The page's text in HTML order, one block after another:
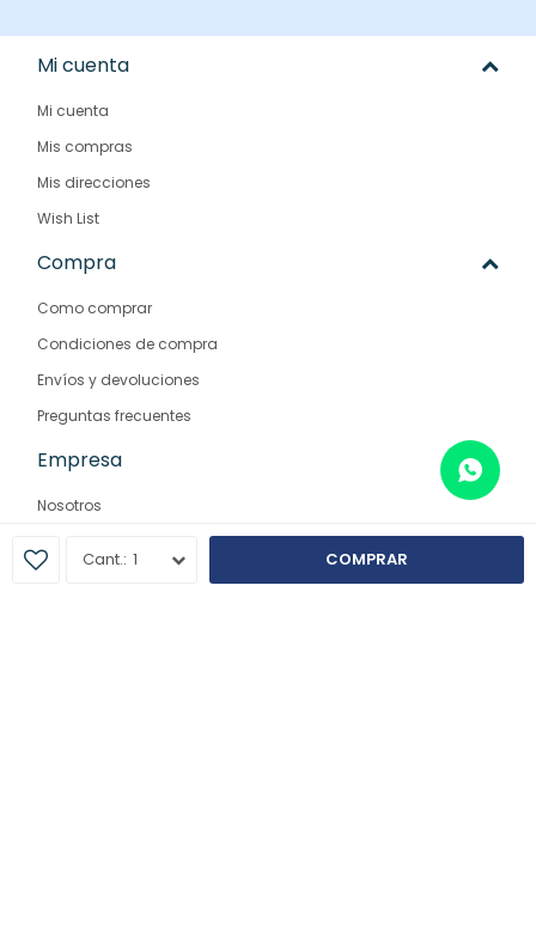
1 COMPRAR
Mi cuenta
Mi cuenta
Mis compras
Mis direcciones
Wish List
Compra
Como comprar
Condiciones de compra
Envíos y devoluciones
Preguntas frecuentes
Empresa
Nosotros